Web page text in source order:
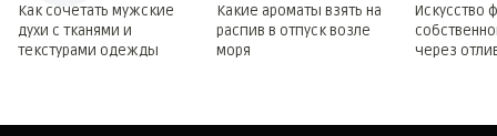
Как сочетать мужские
духи с тканями и
текстурами одежды
Какие ароматы взять на
распив в отпуск возле
моря
Искусство
через